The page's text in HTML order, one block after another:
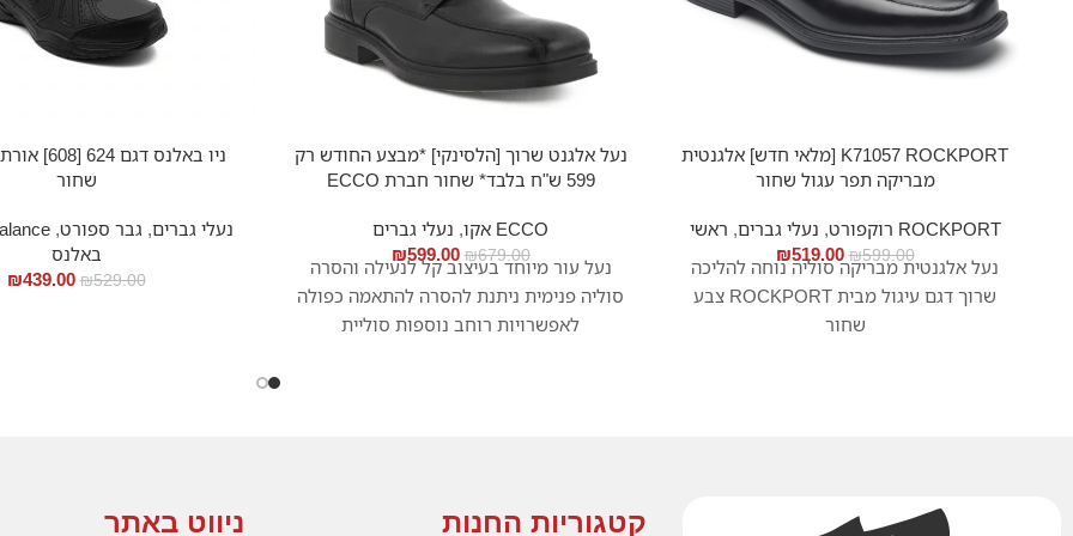
K71057 ROCKPORT [מלאי חדש] אלגנטית
מבריקה תפר עגול שחור
ROCKPORT רוקפורט , נעלי גברים, ראשי
₪599.00
₪519.00
נעל אלגנטית מבריקה סוליה נוחה להליכה
שרוך דגם עיגול מבית ROCKPORT צבע
שחור
נעל אלגנט שרוך [הלסינקי] *מבצע החודש רק
599 ש"ח בלבד* שחור חברת ECCO
ECCO אקו , נעלי גברים
₪679.00
₪599.00
נעל עור מיוחד בעיצוב קל לנעילה והסרה
סוליה פנימית ניתנת להסרה להתאמה כפולה
לאפשרויות רוחב נוספות סוליית
ניו באלנס
שחור
נעלי גברים, גבר ספורט,
באלנס
₪529.00
₪439.00
קטגוריות החנות ניווט באתר